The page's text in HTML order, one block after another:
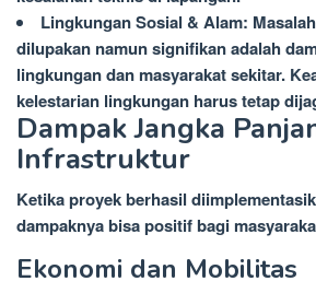
Lingkungan Sosial & Alam:
dilupakan namun signifikan adalah
lingkungan dan masyarakat sekitar.
kelestarian lingkungan harus tetap
Dampak Jangka
Infrastruktur
Ketika proyek berhasil
dampaknya bisa positif bagi
Ekonomi dan Mobilitas